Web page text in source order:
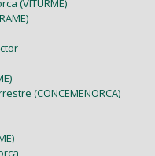
(VITURME)
(CONCEMENORCA)